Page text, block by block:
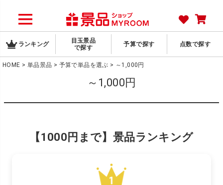
ランキング
目玉景品
で探す
予算で探す 点数で探す
HOME 単品景品 予算で単品を選ぶ ～1,000円
～1,000円
【1000円まで】景品ランキング